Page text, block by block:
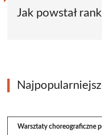
Jak powstał
Warsztaty choreograficzne